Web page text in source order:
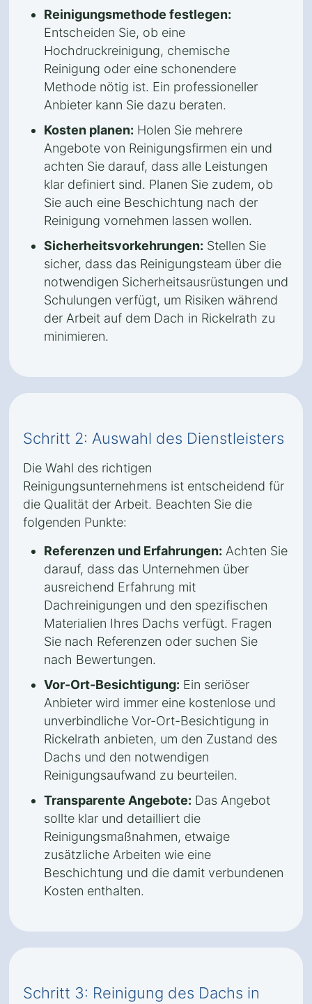
Reinigungsmethode festlegen:
Entscheiden Sie, ob eine
Hochdruckreinigung, chemische
Reinigung oder eine schonendere
Methode nötig ist. Ein professioneller
Anbieter kann Sie dazu beraten.
Kosten planen: Holen Sie mehrere
Angebote von Reinigungsfirmen ein und
achten Sie darauf, dass alle Leistungen
klar definiert sind. Planen Sie zudem, ob
Sie auch eine Beschichtung nach der
Reinigung vornehmen lassen wollen.
Sicherheitsvorkehrungen: Stellen Sie
sicher, dass das Reinigungsteam über die
notwendigen Sicherheitsausrüstungen und
Schulungen verfügt, um Risiken während
der Arbeit auf dem Dach in Rickelrath zu
minimieren.
Schritt 2: Auswahl des Dienstleisters
Die Wahl des richtigen
Reinigungsunternehmens ist entscheidend für
die Qualität der Arbeit. Beachten Sie die
folgenden Punkte:
Referenzen und Erfahrungen: Achten Sie
darauf, dass das Unternehmen über
ausreichend Erfahrung mit
Dachreinigungen und den spezifischen
Materialien Ihres Dachs verfügt. Fragen
Sie nach Referenzen oder suchen Sie
nach Bewertungen.
Vor-Ort-Besichtigung: Ein seriöser
Anbieter wird immer eine kostenlose und
unverbindliche Vor-Ort-Besichtigung in
Rickelrath anbieten, um den Zustand des
Dachs und den notwendigen
Reinigungsaufwand zu beurteilen.
Transparente Angebote: Das Angebot
sollte klar und detailliert die
Reinigungsmaßnahmen, etwaige
zusätzliche Arbeiten wie eine
Beschichtung und die damit verbundenen
Kosten enthalten.
Schritt 3: Reinigung des Dachs in